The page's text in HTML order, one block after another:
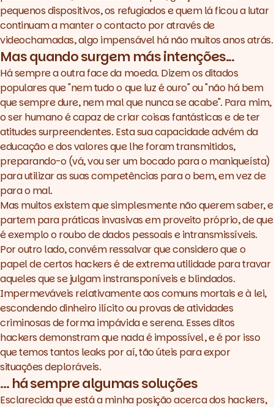
pequenos dispositivos, os refugiados e quem lá ficou a lutar
continuam a manter o contacto por através de
videochamadas, algo impensável há não muitos anos atrás.
Mas quando surgem más intenções...
Há sempre a outra face da moeda. Dizem os ditados
populares que "nem tudo o que luz é ouro" ou "não há bem
que sempre dure, nem mal que nunca se acabe". Para mim,
o ser humano é capaz de criar coisas fantásticas e de ter
atitudes surpreendentes. Esta sua capacidade advém da
educação e dos valores que lhe foram transmitidos,
preparando-o (vá, vou ser um bocado para o maniqueísta)
para utilizar as suas competências para o bem, em vez de
para o mal.
Mas muitos existem que simplesmente não querem saber, e
partem para práticas invasivas em proveito próprio, de que
é exemplo o roubo de dados pessoais e intransmissíveis.
Por outro lado, convém ressalvar que considero que o
papel de certoshackersé de extrema utilidade para travar
aqueles que se julgam instransponíveis e blindados.
Impermeváveis relativamente aos comuns mortais e à lei,
escondendo dinheiro ilícito ou provas de atividades
criminosas de forma impávida e serena. Esses ditos
hackersdemonstram que nada é impossível, e é por isso
que temos tantosleakspor aí, tão úteis para expor
situações deploráveis.
... há sempre algumas soluções
Esclarecida que está a minha posição acerca doshackers,